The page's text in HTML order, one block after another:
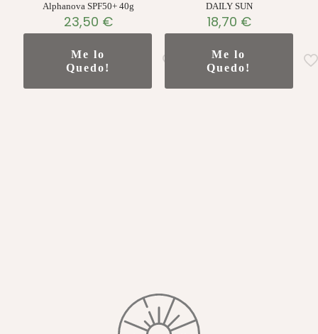
Alphanova SPF50+ 40g
23,50 €
Me lo
Quedo!
DAILY SUN
18,70 €
Me lo
Quedo!